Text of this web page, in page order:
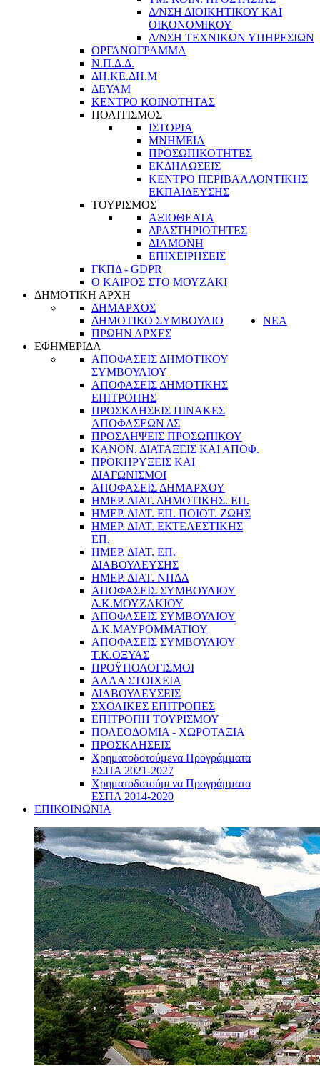
Δ/ΝΣΗ ΔΙΟΙΚΗΤΙΚΟΥ ΚΑΙ
ΟΙΚΟΝΟΜΙΚΟΥ
Δ/ΝΣΗ ΤΕΧΝΙΚΩΝ ΥΠΗΡΕΣΙΩΝ
ΟΡΓΑΝΟΓΡΑΜΜΑ
Ν.Π.Δ.Δ.
ΔΗ.ΚΕ.ΔΗ.Μ
ΔΕΥΑΜ
ΚΕΝΤΡΟ ΚΟΙΝΟΤΗΤΑΣ
ΠΟΛΙΤΙΣΜΟΣ
ΙΣΤΟΡΙΑ
ΜΝΗΜΕΙΑ
ΠΡΟΣΩΠΙΚΟΤΗΤΕΣ
ΕΚΔΗΛΩΣΕΙΣ
ΚΕΝΤΡΟ ΠΕΡΙΒΑΛΛΟΝΤΙΚΗΣ
ΕΚΠΑΙΔΕΥΣΗΣ
ΤΟΥΡΙΣΜΟΣ
ΑΞΙΟΘΕΑΤΑ
ΔΡΑΣΤΗΡΙΟΤΗΤΕΣ
ΔΙΑΜΟΝΗ
ΕΠΙΧΕΙΡΗΣΕΙΣ
ΓΚΠΔ - GDPR
Ο ΚΑΙΡΟΣ ΣΤΟ ΜΟΥΖΑΚΙ
ΔΗΜΟΤΙΚΗ ΑΡΧΗ
ΔΗΜΑΡΧΟΣ
ΔΗΜΟΤΙΚΟ ΣΥΜΒΟΥΛΙΟ
ΠΡΩΗΝ ΑΡΧΕΣ
ΝΕΑ
ΕΦΗΜΕΡΙΔΑ
ΑΠΟΦΑΣΕΙΣ ΔΗΜΟΤΙΚΟΥ
ΣΥΜΒΟΥΛΙΟΥ
ΑΠΟΦΑΣΕΙΣ ΔΗΜΟΤΙΚΗΣ
ΕΠΙΤΡΟΠΗΣ
ΠΡΟΣΚΛΗΣΕΙΣ ΠΙΝΑΚΕΣ
ΑΠΟΦΑΣΕΩΝ ΔΣ
ΠΡΟΣΛΗΨΕΙΣ ΠΡΟΣΩΠΙΚΟΥ
ΚΑΝΟΝ. ΔΙΑΤΑΞΕΙΣ ΚΑΙ ΑΠΟΦ.
ΠΡΟΚΗΡΥΞΕΙΣ ΚΑΙ
ΔΙΑΓΩΝΙΣΜΟΙ
ΑΠΟΦΑΣΕΙΣ ΔΗΜΑΡΧΟΥ
ΗΜΕΡ. ΔΙΑΤ. ΔΗΜΟΤΙΚΗΣ. ΕΠ.
ΗΜΕΡ. ΔΙΑΤ. ΕΠ. ΠΟΙOΤ. ΖΩΗΣ
ΗΜΕΡ. ΔΙΑΤ. ΕΚΤΕΛΕΣΤΙΚΗΣ
ΕΠ.
ΗΜΕΡ. ΔΙΑΤ. ΕΠ.
ΔΙΑΒΟΥΛΕΥΣΗΣ
ΗΜΕΡ. ΔΙΑΤ. ΝΠΔΔ
ΑΠΟΦΑΣΕΙΣ ΣΥΜΒΟΥΛΙΟΥ
Δ.Κ.ΜΟΥΖΑΚΙΟΥ
ΑΠΟΦΑΣΕΙΣ ΣΥΜΒΟΥΛΙΟΥ
Δ.Κ.ΜΑΥΡΟΜΜΑΤΙΟΥ
ΑΠΟΦΑΣΕΙΣ ΣΥΜΒΟΥΛΙΟΥ
Τ.Κ.ΟΞΥΑΣ
ΠΡΟΫΠΟΛΟΓΙΣΜΟΙ
ΑΛΛΑ ΣΤΟΙΧΕΙΑ
ΔΙΑΒΟΥΛΕΥΣΕΙΣ
ΣΧΟΛΙΚΕΣ ΕΠΙΤΡΟΠΕΣ
ΕΠΙΤΡΟΠΗ ΤΟΥΡΙΣΜΟΥ
ΠΟΛΕΟΔΟΜΙΑ - ΧΩΡΟΤΑΞΙΑ
ΠΡΟΣΚΛΗΣΕΙΣ
Χρηματοδοτούμενα Προγράμματα
ΕΣΠΑ 2021-2027
Χρηματοδοτούμενα Προγράμματα
ΕΣΠΑ 2014-2020
ΕΠΙΚΟΙΝΩΝΙΑ